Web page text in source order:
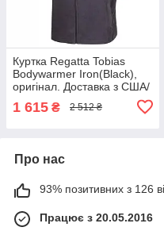
Куртка Regatta Tobias
Bodywarmer Iron(Black),
оригінал. Доставка з США/
1 615 ₴ 2 512 ₴
Про нас
93% позитивних з 126
Працює з 20.05.2016